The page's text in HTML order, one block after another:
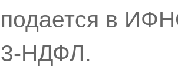
подается в
3-НДФЛ.